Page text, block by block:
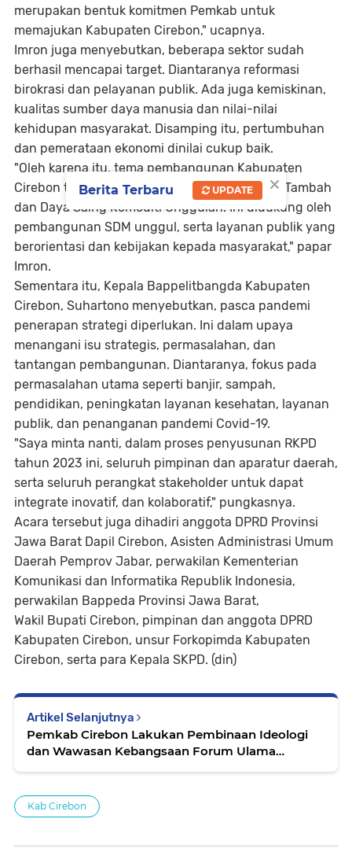
merupakan bentuk komitmen Pemkab untuk
memajukan Kabupaten Cirebon," ucapnya.
Imron juga menyebutkan, beberapa sektor sudah
berhasil mencapai target. Diantaranya reformasi
birokrasi dan pelayanan publik. Ada juga kemiskinan,
kualitas sumber daya manusia dan nilai-nilai
kehidupan masyarakat. Disamping itu, pertumbuhan
dan pemerataan ekonomi dinilai cukup baik.
"Oleh karena itu, tema pembangunan Kabupaten
Cirebon tahun 2023 adalah Peningkatan Nilai Tambah
dan Daya Saing Komoditi Unggulan. Ini didukung oleh
pembangunan SDM unggul, serta layanan publik yang
berorientasi dan kebijakan kepada masyarakat," papar
Imron.
Sementara itu, Kepala Bappelitbangda Kabupaten
Cirebon, Suhartono menyebutkan, pasca pandemi
penerapan strategi diperlukan. Ini dalam upaya
menangani isu strategis, permasalahan, dan
tantangan pembangunan. Diantaranya, fokus pada
permasalahan utama seperti banjir, sampah,
pendidikan, peningkatan layanan kesehatan, layanan
publik, dan penanganan pandemi Covid-19.
"Saya minta nanti, dalam proses penyusunan RKPD
tahun 2023 ini, seluruh pimpinan dan aparatur daerah,
serta seluruh perangkat stakeholder untuk dapat
integrate inovatif, dan kolaboratif," pungkasnya.
Acara tersebut juga dihadiri anggota DPRD Provinsi
Jawa Barat Dapil Cirebon, Asisten Administrasi Umum
Daerah Pemprov Jabar, perwakilan Kementerian
Komunikasi dan Informatika Republik Indonesia,
perwakilan Bappeda Provinsi Jawa Barat,
Wakil Bupati Cirebon, pimpinan dan anggota DPRD
Kabupaten Cirebon, unsur Forkopimda Kabupaten
Cirebon, serta para Kepala SKPD. (din)
Artikel Selanjutnya
Pemkab Cirebon Lakukan Pembinaan Ideologi
dan Wawasan Kebangsaan Forum Ulama
Kab Cirebon
×
Berita Terbaru UPDATE